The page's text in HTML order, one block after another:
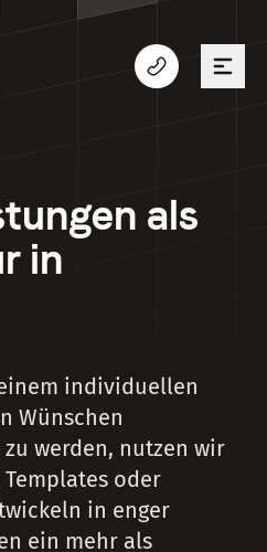
als
in
individuellen
Wünschen
werden, nutzen wir
oder
in enger
ein mehr als